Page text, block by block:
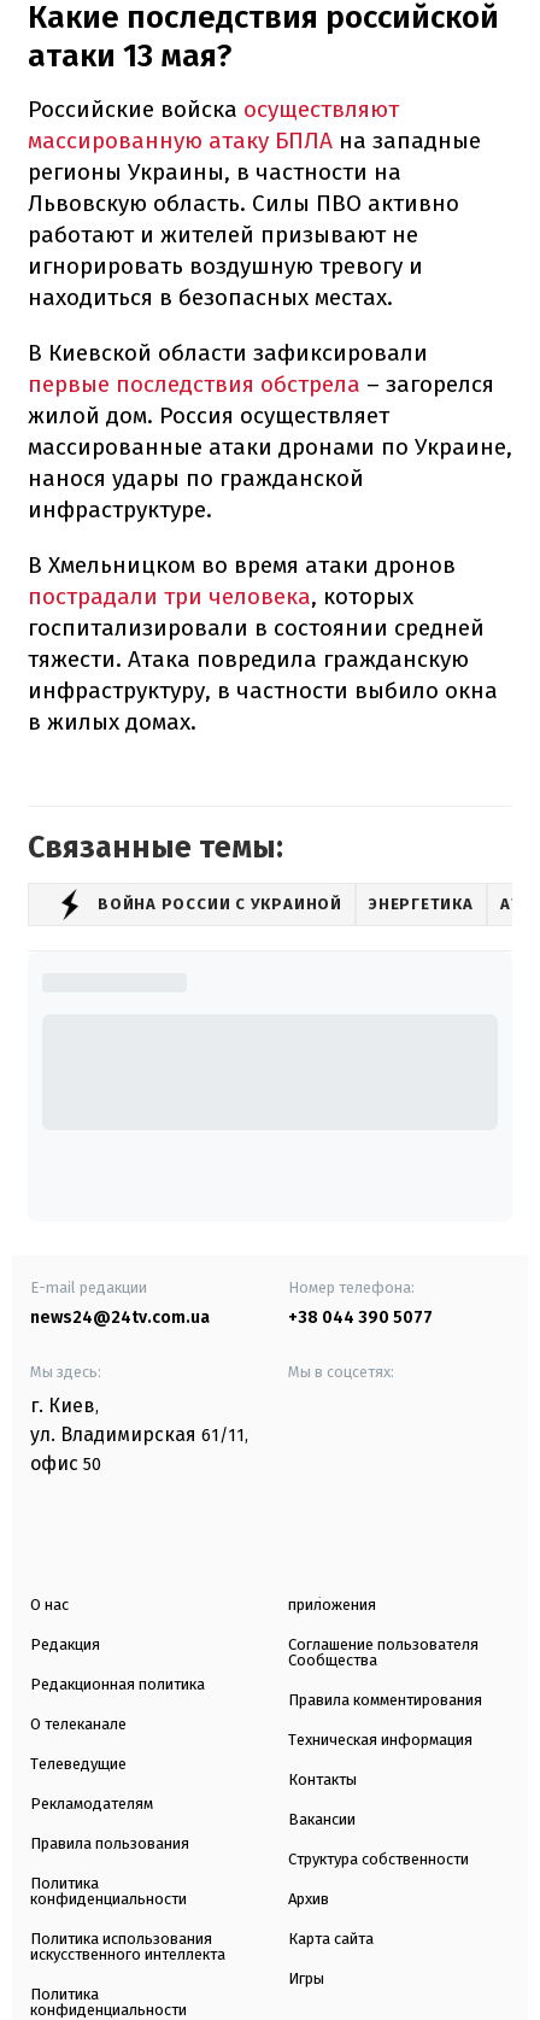
Какие последствия российской
атаки 13 мая?
Российские войска осуществляют
массированную атаку БПЛА на западные
регионы Украины, в частности на
Львовскую область. Силы ПВО активно
работают и жителей призывают не
игнорировать воздушную тревогу и
находиться в безопасных местах.
В Киевской области зафиксировали
первые последствия обстрела – загорелся
жилой дом. Россия осуществляет
массированные атаки дронами по Украине,
нанося удары по гражданской
инфраструктуре.
В Хмельницком во время атаки дронов
пострадали три человека, которых
госпитализировали в состоянии средней
тяжести. Атака повредила гражданскую
инфраструктуру, в частности выбило окна
в жилых домах.
Связанные темы:
ВОЙНА РОССИИ С УКРАИНОЙ ЭНЕРГЕТИКА
E-mail редакции
news24@24tv.com.ua
Номер телефона:
+38 044 390 5077
Мы здесь:
г. Киев,
ул. Владимирская 61/11,
офис 50
Мы в соцсетях:
О нас
Редакция
Редакционная политика
О телеканале
Телеведущие
Рекламодателям
Правила пользования
Политика
конфиденциальности
Политика использования
искусственного интеллекта
Политика
конфиденциальности
приложения
Соглашение пользователя
Сообщества
Правила комментирования
Техническая информация
Контакты
Вакансии
Структура собственности
Архив
Карта сайта
Игры